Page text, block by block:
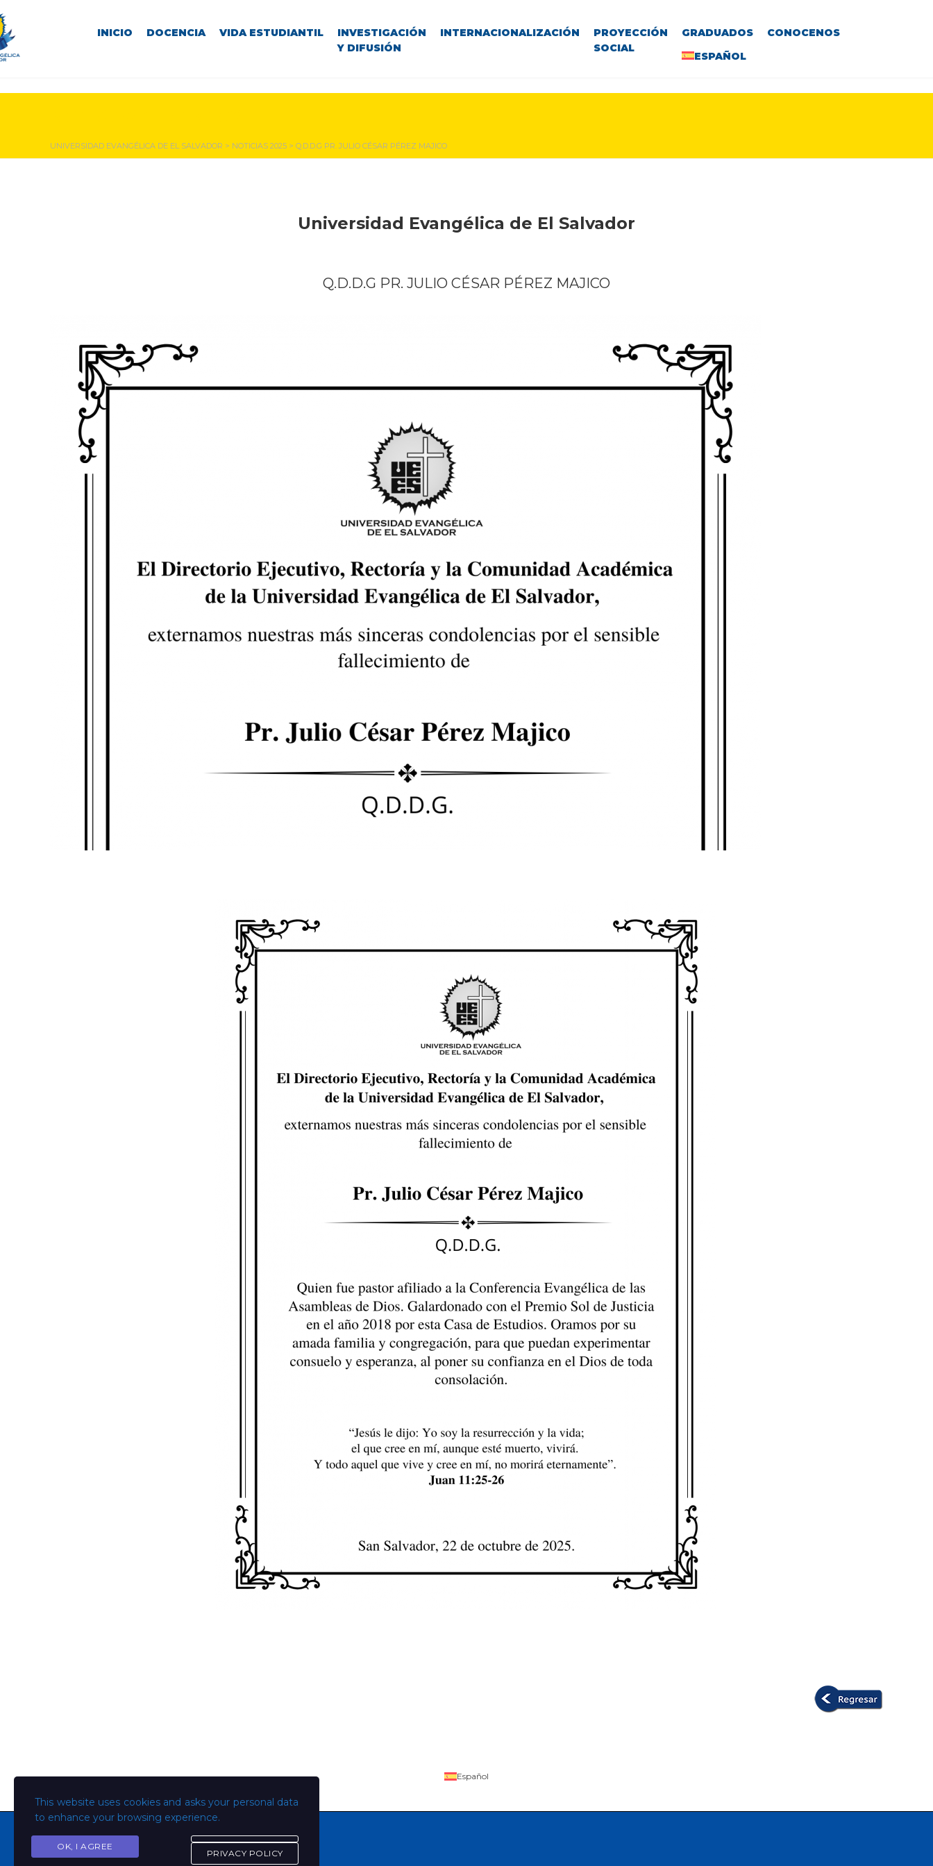
INICIO DOCENCIA VIDA ESTUDIANTIL
INVESTIGACIÓN
Y DIFUSIÓN
INTERNACIONALIZACIÓN
PROYECCIÓN
SOCIAL
GRADUADOS
CONOCENOS
ESPAÑOL
UNIVERSIDAD EVANGÉLICA DE EL SALVADOR > NOTICIAS 2025 > Q.D.D.G PR. JULIO CÉSAR PÉREZ MAJICO
Universidad Evangélica de El Salvador
Q.D.D.G PR. JULIO CÉSAR PÉREZ MAJICO
This website uses cookies and asks your personal data
to enhance your browsing experience.
OK, I AGREE
PRIVACY POLICY
Español